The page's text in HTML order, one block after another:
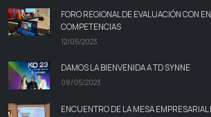
FORO REGIONAL DE EVALUACIÓN CON
COMPETENCIAS
12/05/2023
DAMOS LA BIENVENIDA A TD SYNNE
08/05/2023
ENCUENTRO DE LA MESA EMPRESARIAL